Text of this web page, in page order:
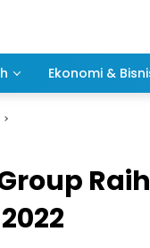
Ekonomi &